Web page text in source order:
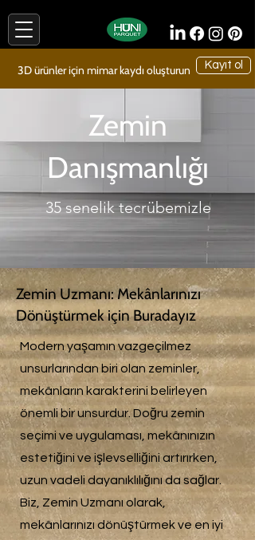
3D ürünler için mimar kaydı oluşturun Kayıt ol
Zemin
Danışmanlığı
35 senelik tecrübemizle
Zemin Uzmanı: Mekânlarınızı
Dönüştürmek için Buradayız
Modern yaşamın vazgeçilmez
unsurlarından biri olan zeminler,
mekânların karakterini belirleyen
önemli bir unsurdur. Doğru zemin
seçimi ve uygulaması, mekânınızın
estetiğini ve işlevselliğini artırırken,
uzun vadeli dayanıklılığını da sağlar.
Biz, Zemin Uzmanı olarak,
mekânlarınızı dönüştürmek ve en iyi